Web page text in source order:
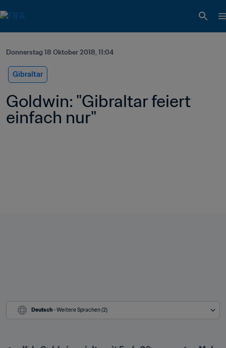
Donnerstag 18 Oktober 2018, 11:04
Gibraltar
Goldwin: "Gibraltar feiert
einfach nur"
Deutsch - Weitere Sprachen (2)